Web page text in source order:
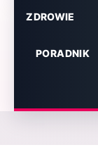
ZDROWIE
PORADNIK